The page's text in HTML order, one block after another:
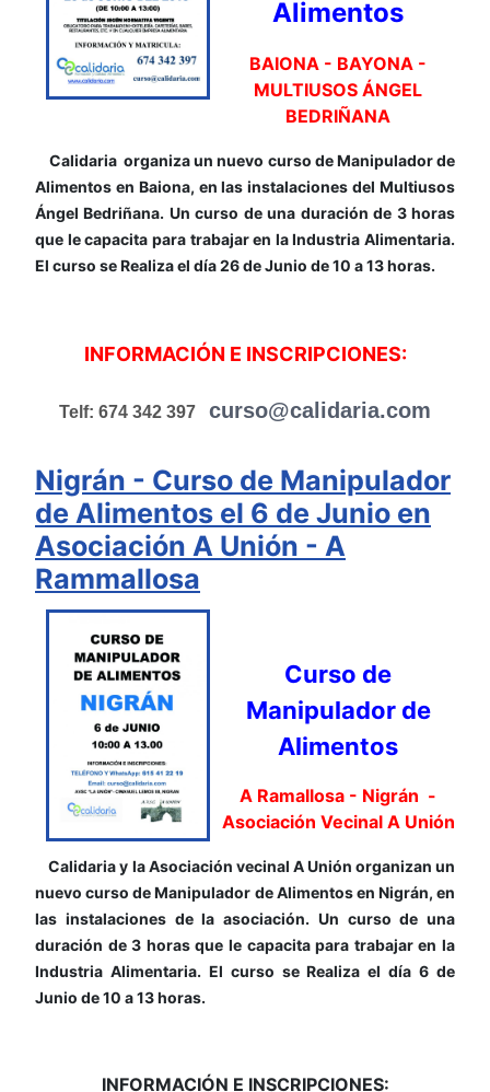
Alimentos
BAIONA - BAYONA -
MULTIUSOS ÁNGEL
BEDRIÑANA
Calidaria organiza un nuevo curso de Manipulador de
Alimentos en Baiona, en las instalaciones del Multiusos
Ángel Bedriñana. Un curso de una duración de 3 horas
que le capacita para trabajar en la Industria Alimentaria.
El curso se Realiza el día 26 de Junio de 10 a 13 horas.
INFORMACIÓN E INSCRIPCIONES:
Telf: 674 342 397 curso@calidaria.com
Nigrán - Curso de Manipulador
de Alimentos el 6 de Junio en
Asociación A Unión - A
Rammallosa
Curso de
Manipulador de
Alimentos
A Ramallosa - Nigrán -
Asociación Vecinal A Unión
Calidaria y la Asociación vecinal A Unión organizan un
nuevo curso de Manipulador de Alimentos en Nigrán, en
las instalaciones de la asociación. Un curso de una
duración de 3 horas que le capacita para trabajar en la
Industria Alimentaria. El curso se Realiza el día 6 de
Junio de 10 a 13 horas.
INFORMACIÓN E INSCRIPCIONES: